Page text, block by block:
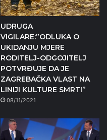
UDRUGA
VIGILARE:”ODLUKA O
UKIDANJU MJERE
RODITELJ-ODGOJITELJ
POTVRĐUJE DA JE
ZAGREBAČKA VLAST NA
LINIJI KULTURE SMRTI”
08/11/2021